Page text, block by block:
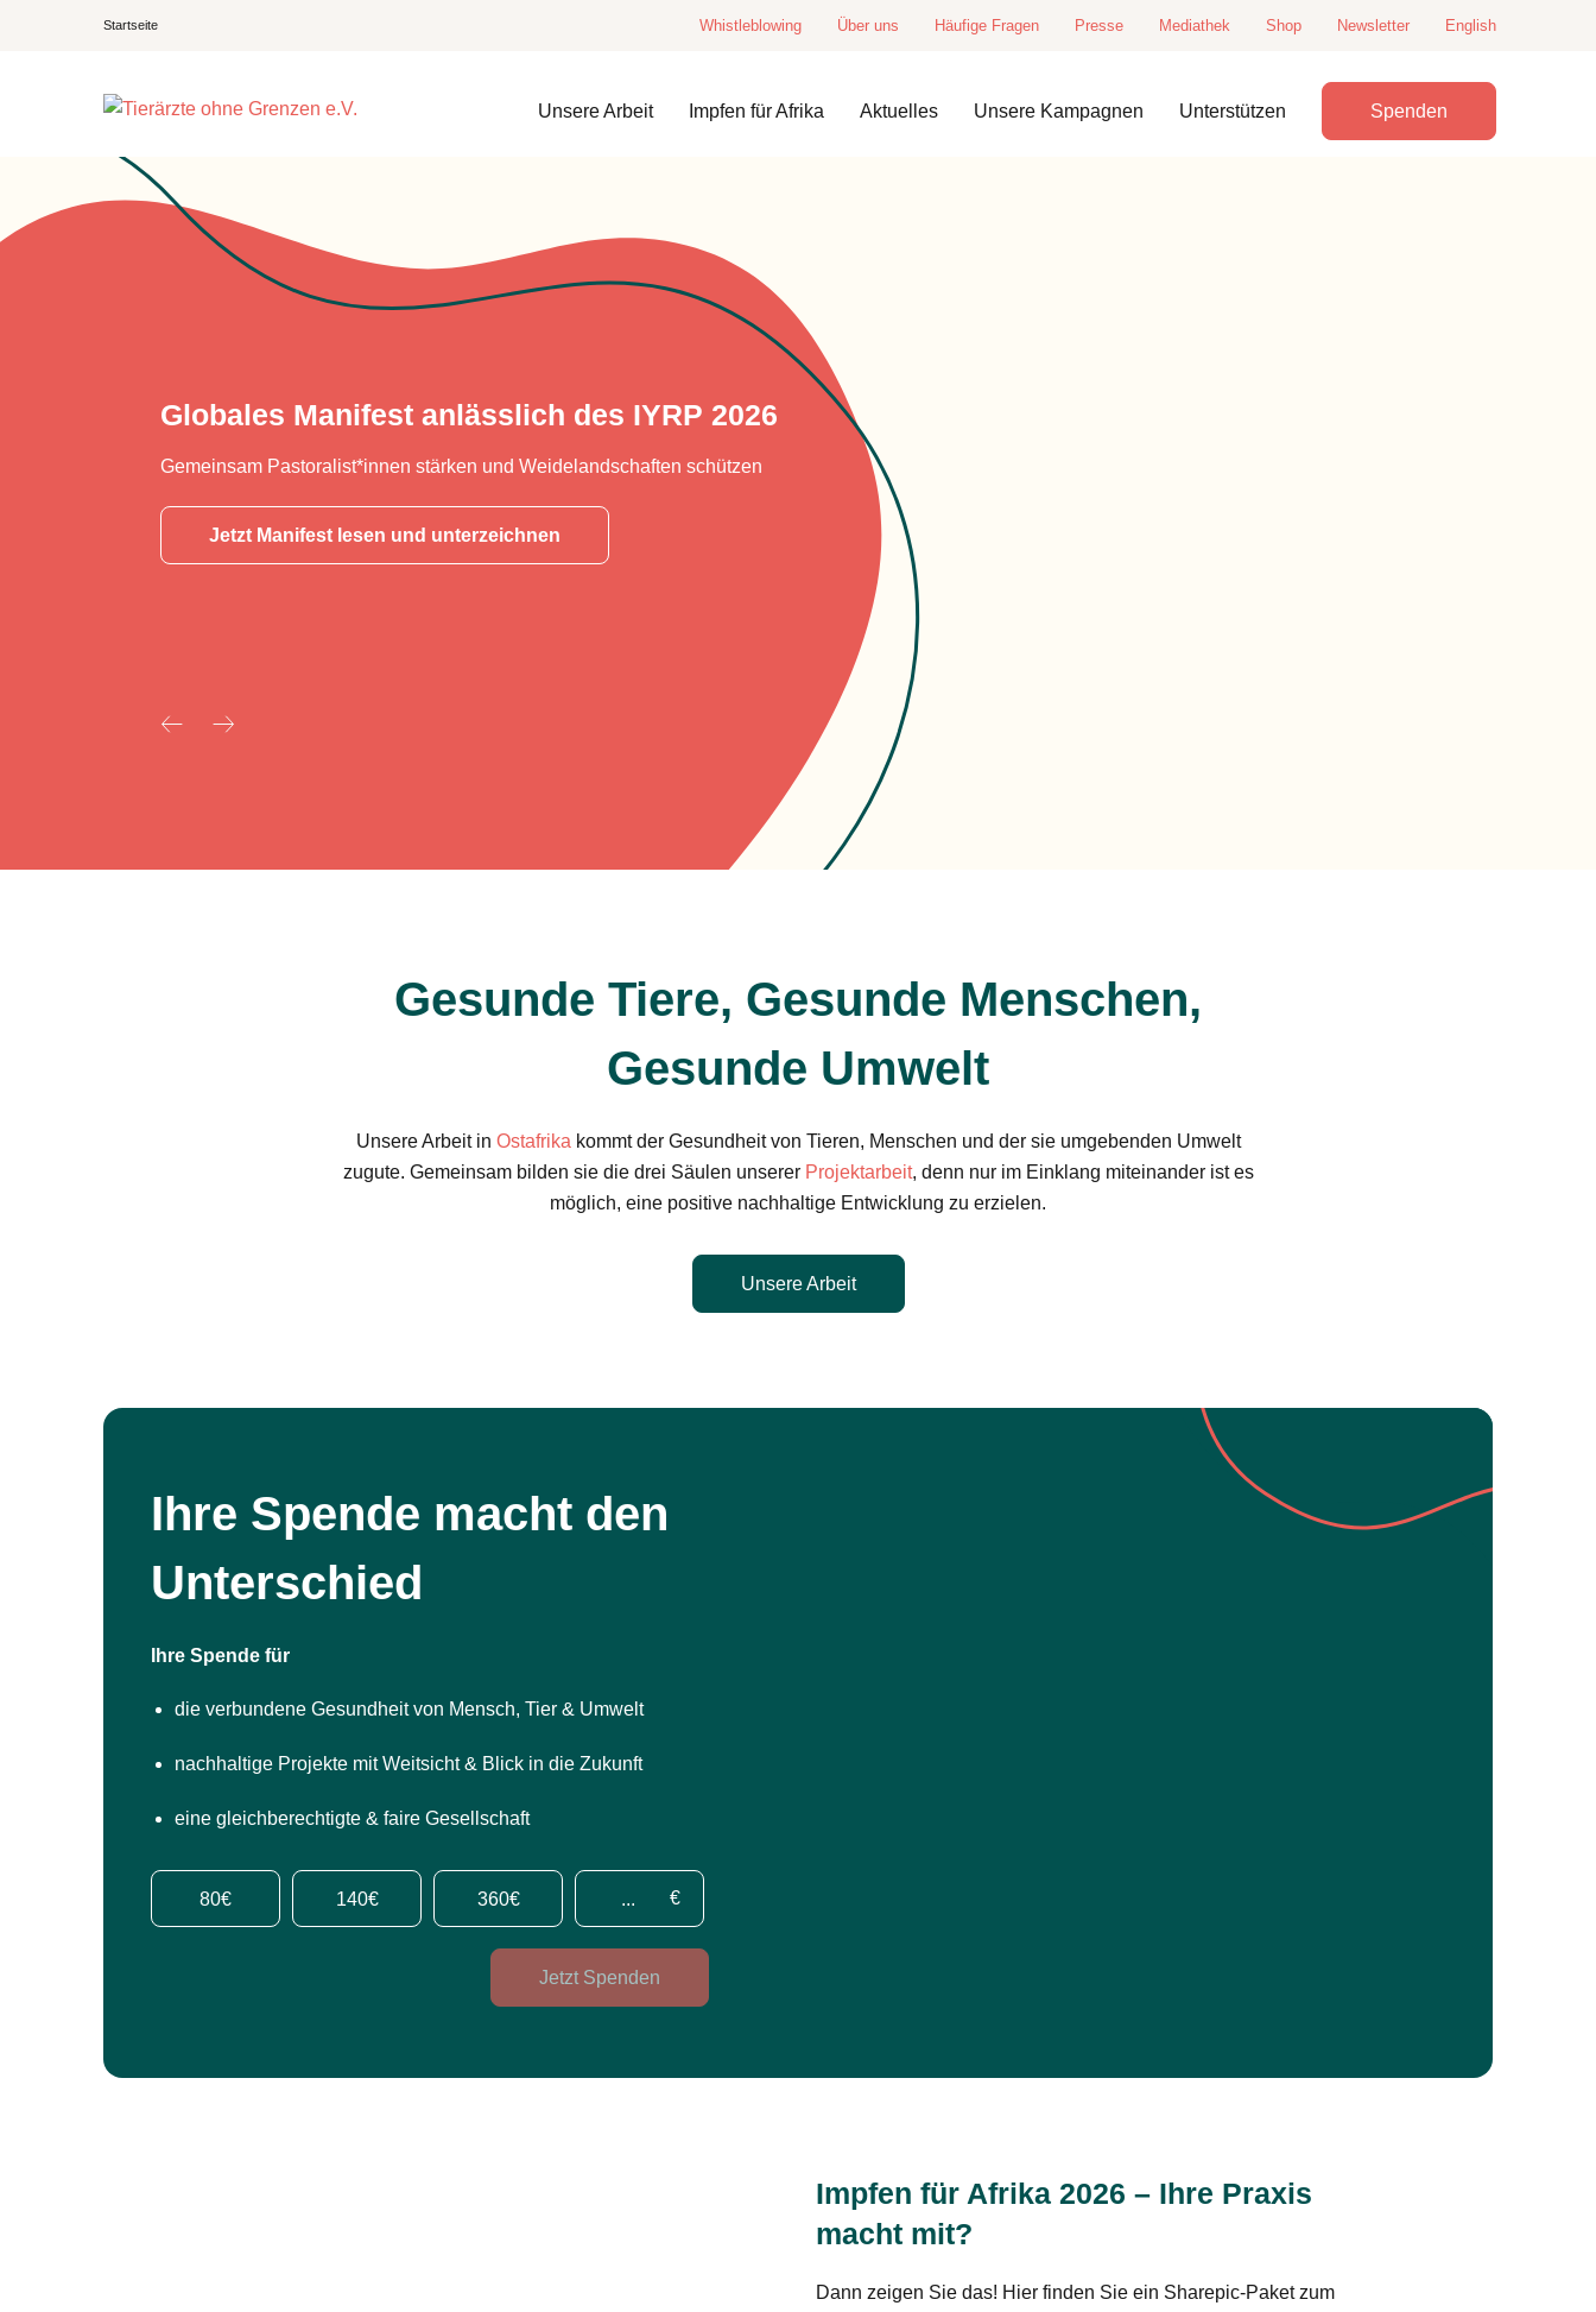
Startseite Whistleblowing Über uns Häufige Fragen Presse Mediathek Shop Newsletter English
Unsere Arbeit Impfen für Afrika Aktuelles Unsere Kampagnen Unterstützen Spenden
Globales Manifest anlässlich des IYRP 2026
Gemeinsam Pastoralist*innen stärken und Weidelandschaften schützen
Jetzt Manifest lesen und unterzeichnen
Gesunde Tiere, Gesunde Menschen,
Gesunde Umwelt
Unsere Arbeit in Ostafrika kommt der Gesundheit von Tieren, Menschen und der sie umgebenden Umwelt
zugute. Gemeinsam bilden sie die drei Säulen unserer Projektarbeit, denn nur im Einklang miteinander ist es
möglich, eine positive nachhaltige Entwicklung zu erzielen.
Unsere Arbeit
Ihre Spende macht den
Unterschied
Ihre Spende für
die verbundene Gesundheit von Mensch, Tier & Umwelt
nachhaltige Projekte mit Weitsicht & Blick in die Zukunft
eine gleichberechtigte & faire Gesellschaft
80€ 140€ 360€ €
Jetzt Spenden
Impfen für Afrika 2026 – Ihre Praxis
macht mit?
Dann zeigen Sie das! Hier finden Sie ein Sharepic-Paket zum